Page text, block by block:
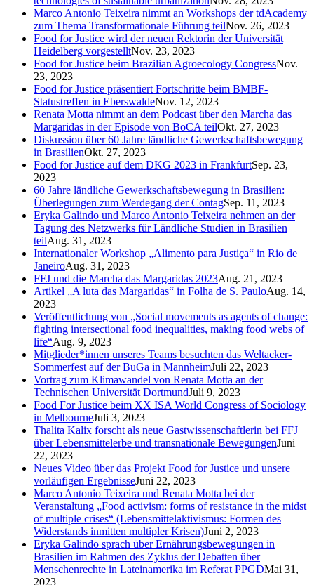
Marco Antonio Teixeira nimmt an Workshops der tdAcademy
zum Thema Transformationale Führung teilNov. 26, 2023
Food for Justice wird der neuen Rektorin der Universität
Heidelberg vorgestelltNov. 23, 2023
Food for Justice beim Brazilian Agroecology CongressNov.
23, 2023
Food for Justice präsentiert Fortschritte beim BMBF-
Statustreffen in EberswaldeNov. 12, 2023
Renata Motta nimmt an dem Podcast über den Marcha das
Margaridas in der Episode von BoCA teilOkt. 27, 2023
Diskussion über 60 Jahre ländliche Gewerkschaftsbewegung
in BrasilienOkt. 27, 2023
Food for Justice auf dem DKG 2023 in FrankfurtSep. 23,
2023
60 Jahre ländliche Gewerkschaftsbewegung in Brasilien:
Überlegungen zum Werdegang der ContagSep. 11, 2023
Eryka Galindo und Marco Antonio Teixeira nehmen an der
Tagung des Netzwerks für Ländliche Studien in Brasilien
teilAug. 31, 2023
Internationaler Workshop „Alimento para Justiça“ in Rio de
JaneiroAug. 31, 2023
FFJ und die Marcha das Margaridas 2023Aug. 21, 2023
Artikel „A luta das Margaridas“ in Folha de S. PauloAug. 14,
2023
Veröffentlichung von „Social movements as agents of change:
fighting intersectional food inequalities, making food webs of
life“Aug. 9, 2023
Mitglieder*innen unseres Teams besuchten das Weltacker-
Sommerfest auf der BuGa in MannheimJuli 22, 2023
Vortrag zum Klimawandel von Renata Motta an der
Technischen Universität DortmundJuli 9, 2023
Food For Justice beim XX ISA World Congress of Sociology
in MelbourneJuli 3, 2023
Thalita Kalix forscht als neue Gastwissenschaftlerin bei FFJ
über Lebensmittelerbe und transnationale BewegungenJuni
22, 2023
Neues Video über das Projekt Food for Justice und unsere
vorläufigen ErgebnisseJuni 22, 2023
Marco Antonio Teixeira und Renata Motta bei der
Veranstaltung „Food activism: forms of resistance in the midst
of multiple crises“ (Lebensmittelaktivismus: Formen des
Widerstands inmitten multipler Krisen)Juni 2, 2023
Eryka Galindo sprach über Ernährungsbewegungen in
Brasilien im Rahmen des Zyklus der Debatten über
Menschenrechte in Lateinamerika im Referat PPGDMai 31,
2023